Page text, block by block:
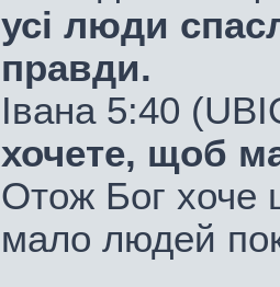
усі люди
правди.
Івана 5:40
хочете, щоб
Отож Бог хоче
мало людей